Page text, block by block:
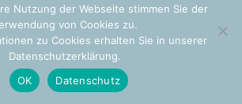
Nutzung der Webseite stimmen Sie der
von Cookies zu.
zu Cookies erhalten Sie in unserer
Datenschutzerklärung.
OK
Datenschutz